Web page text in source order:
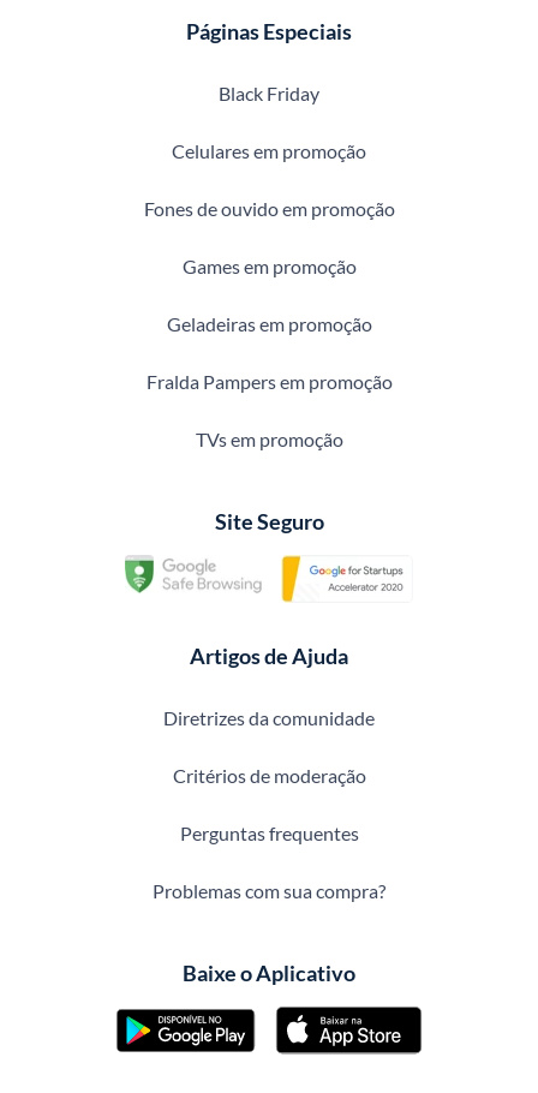
Páginas Especiais
Black Friday
Celulares em promoção
Fones de ouvido em promoção
Games em promoção
Geladeiras em promoção
Fralda Pampers em promoção
TVs em promoção
Site Seguro
Artigos de Ajuda
Diretrizes da comunidade
Critérios de moderação
Perguntas frequentes
Problemas com sua compra?
Baixe o Aplicativo